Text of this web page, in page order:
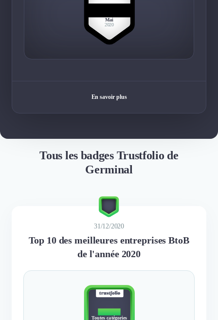
BEST
Mai
2020
En savoir plus
Tous les badges Trustfolio de
Germinal
31/12/2020
Top 10 des meilleures entreprises BtoB
de l'année 2020
TOP 10
Toutes catégories